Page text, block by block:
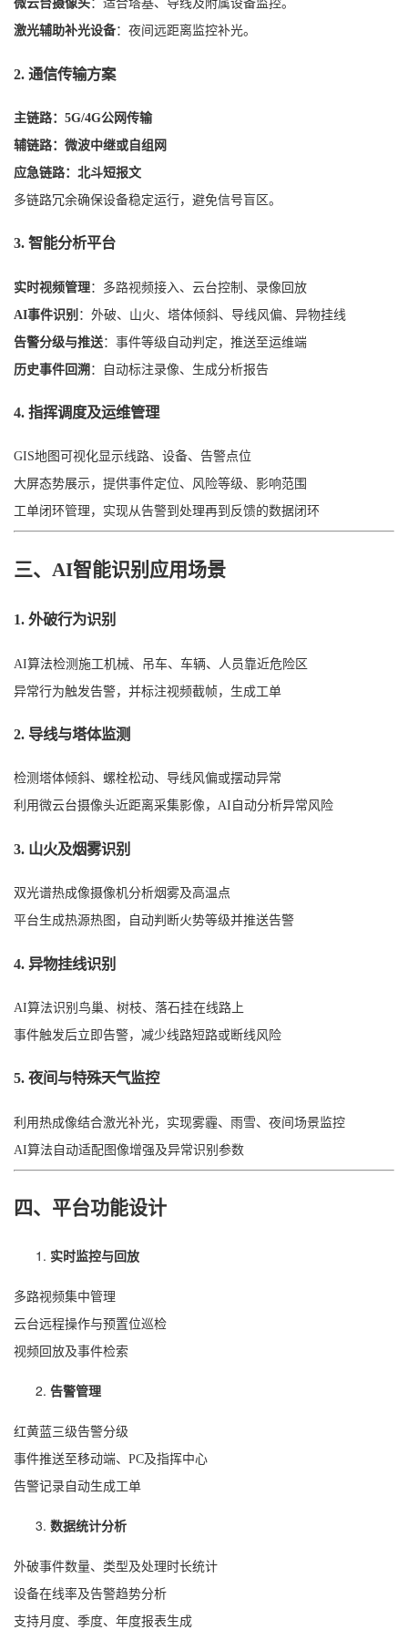
微云台摄像头：适合塔基、导线及附属设备监控。
激光辅助补光设备：夜间远距离监控补光。
2. 通信传输方案
主链路：5G/4G公网传输
辅链路：微波中继或自组网
应急链路：北斗短报文
多链路冗余确保设备稳定运行，避免信号盲区。
3. 智能分析平台
实时视频管理：多路视频接入、云台控制、录像回放
AI事件识别 ：外破、山火、塔体倾斜、导线风偏、异物挂线
告警分级与推送：事件等级自动判定，推送至运维端
历史事件回溯 ：自动标注录像、生成分析报告
4. 指挥调度及运维管理
GIS地图可视化显示线路、设备、告警点位
大屏态势展示，提供事件定位、风险等级、影响范围
工单闭环管理，实现从告警到处理再到反馈的数据闭环
三、AI智能识别应用场景
1. 外破行为识别
AI算法检测施工机械、吊车、车辆、人员靠近危险区
异常行为触发告警，并标注视频截帧，生成工单
2. 导线与塔体监测
检测塔体倾斜、螺栓松动、导线风偏或摆动异常
利用微云台摄像头近距离采集影像，AI自动分析异常风险
3. 山火及烟雾识别
双光谱热成像摄像机分析烟雾及高温点
平台生成热源热图，自动判断火势等级并推送告警
4. 异物挂线识别
AI算法识别鸟巢、树枝、落石挂在线路上
事件触发后立即告警，减少线路短路或断线风险
5. 夜间与特殊天气监控
利用热成像结合激光补光，实现雾霾、雨雪、夜间场景监控
AI算法自动适配图像增强及异常识别参数
四、平台功能设计
实时监控与回放
多路视频集中管理
云台远程操作与预置位巡检
视频回放及事件检索
告警管理
红黄蓝三级告警分级
事件推送至移动端、PC及指挥中心
告警记录自动生成工单
数据统计分析
外破事件数量、类型及处理时长统计
设备在线率及告警趋势分析
支持月度、季度、年度报表生成